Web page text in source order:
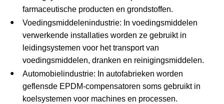
farmaceutische producten en grondstoffen.
Voedingsmiddelenindustrie: In voedingsmiddelen
verwerkende installaties worden ze gebruikt in
leidingsystemen voor het transport van
voedingsmiddelen, dranken en reinigingsmiddelen.
Automobielindustrie: In autofabrieken worden
geflensde EPDM-compensatoren soms gebruikt in
koelsystemen voor machines en processen.